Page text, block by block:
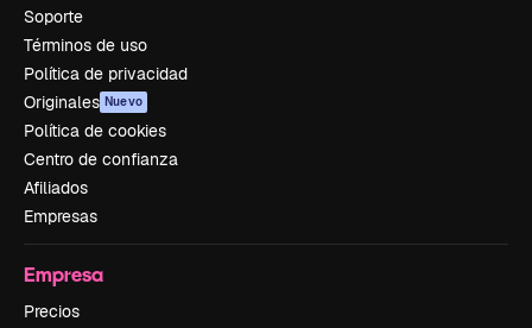
Soporte
Términos de uso
Política de privacidad
Originales Nuevo
Política de cookies
Centro de confianza
Afiliados
Empresas
Empresa
Precios